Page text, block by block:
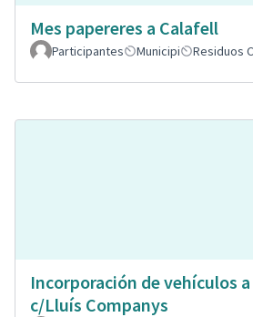
Mes papereres a Calafell
Participantes
Municipi Residuos
Incorporación de vehículos a
c/Lluís Companys